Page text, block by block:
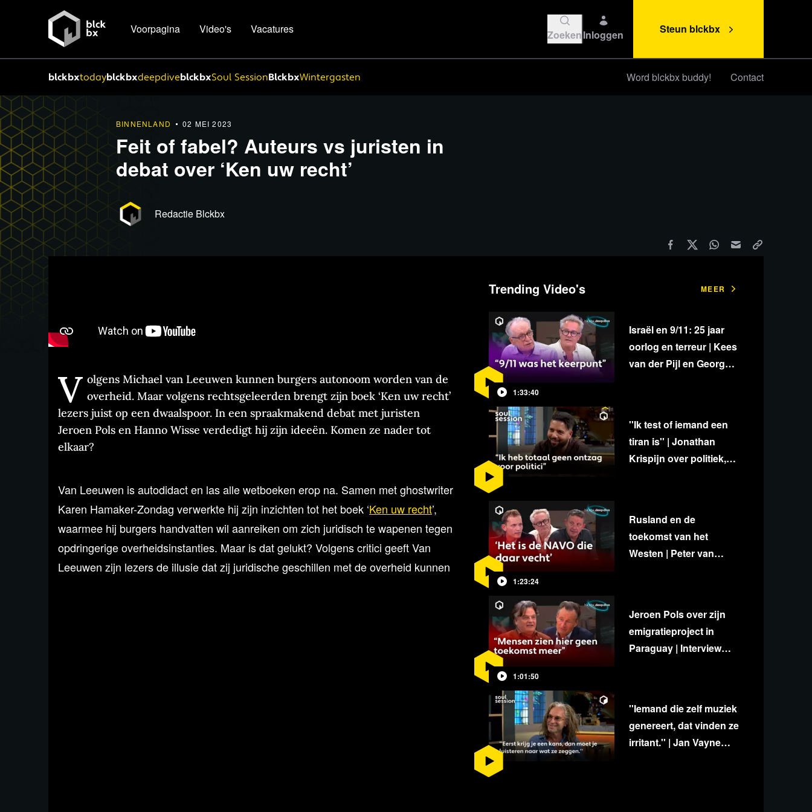
Voorpagina Video's Vacatures ZoekenInloggen Steun blckbx
blckbxtodayblckbxdeepdiveblckbxSoul SessionBlckbxWintergasten Word blckbx buddy! Contact
BINNENLAND 02 MEI 2023
Feit of fabel? Auteurs vs juristen in
debat over ‘Ken uw recht’
Redactie Blckbx
V olgens Michael van Leeuwen kunnen burgers autonoom worden van de
overheid. Maar volgens rechtsgeleerden brengt zijn boek ‘Ken uw recht’
lezers juist op een dwaalspoor. In een spraakmakend debat met juristen
Jeroen Pols en Hanno Wisse verdedigt hij zijn ideeën. Komen ze nader tot
elkaar?
Van Leeuwen is autodidact en las alle wetboeken erop na. Samen met ghostwriter
Karen Hamaker-Zondag verwerkte hij zijn inzichten tot het boek ‘Ken uw recht’,
waarmee hij burgers handvatten wil aanreiken om zich juridisch te wapenen tegen
opdringerige overheidsinstanties. Maar is dat gelukt? Volgens critici geeft Van
Leeuwen zijn lezers de illusie dat zij juridische geschillen met de overheid kunnen
Trending Video's MEER
1:33:40
Israël en 9/11: 25 jaar
oorlog en terreur | Kees
van der Pijl en George
''Ik test of iemand een
tiran is'' | Jonathan
Krispijn over politiek,
1:23:24
Rusland en de
toekomst van het
Westen | Peter van
1:01:50
Jeroen Pols over zijn
emigratieproject in
Paraguay | Interview
''Iemand die zelf muziek
genereert, dat vinden ze
irritant.'' | Jan Vayne